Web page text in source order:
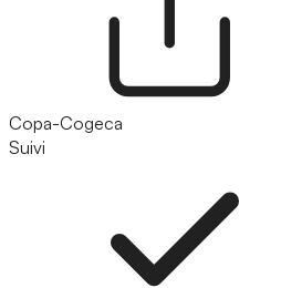
Copa-Cogeca
Suivi